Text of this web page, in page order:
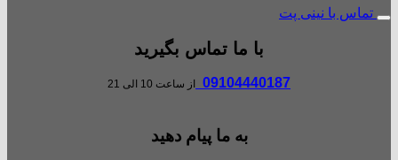
تماس با نینی پت
با ما تماس بگیرید
09104440187 از ساعت 10 الی 21
به ما پیام دهید